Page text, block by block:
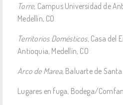
Torre, Campus Universidad de
Medellín, CO
Territorios Domésticos, Casa del
Antioquia, Medellín, CO
Arco de Marea, Baluarte de
Lugares en fuga, Bodega/